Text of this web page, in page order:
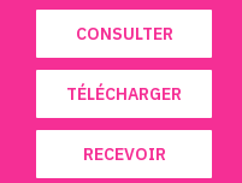
CONSULTER
TÉLÉCHARGER
RECEVOIR